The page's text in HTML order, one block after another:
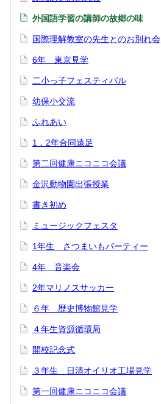
外国語学習の講師の故郷の味
国際理解教室の先生とのお別れ会
6年 東京見学
二小っ子フェスティバル
幼保小交流
ふれあい
1，2年合同遠足
第二回健康ニコニコ会議
金沢動物園出張授業
書き初め
ミュージックフェスタ
1年生 さつまいもパーティー
4年 音楽会
2年マリノスサッカー
６年 歴史博物館見学
４年生資源循環局
開校記念式
３年生 日清オイリオ工場見学
第一回健康ニコニコ会議